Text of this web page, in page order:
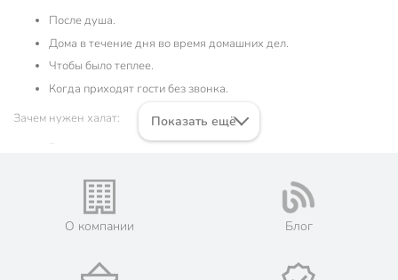
После душа.
Дома в течение дня во время домашних дел.
Чтобы было теплее.
Когда приходят гости без звонка.
Зачем нужен халат:
Экономит время на одевание дома.
Помогает расслабиться после трудного дня.
Создает настрой на отдых и сон.
Какие бывают женские халаты
Показать ещё
О компании Блог